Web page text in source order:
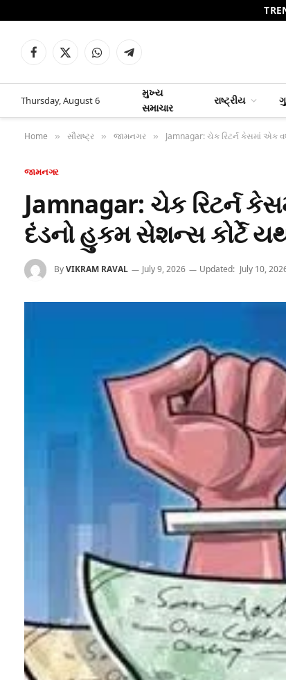
Facebook
X
WhatsAppTelegram
Thursday, August 6
મુખ્ય
સમાચાર
રાષ્ટ્રીય
Home » સૌરાષ્ટ્ર » જામનગર » Jamnagar: ચેક રિટર્ન કેસમાં એક
જામનગર
Jamnagar: ચેક રિટર્ન
દંડનો હુકમ સેશન્સ કોર્ટે
ByVIKRAM RAVAL July 9, 2026 Updated: July 10,